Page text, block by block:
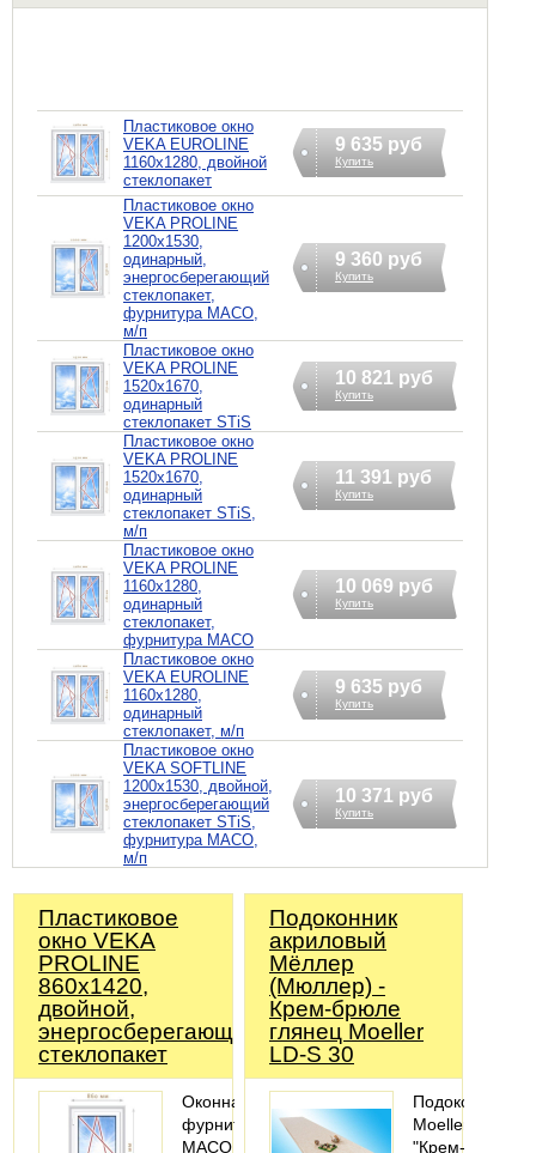
Пластиковое окно
VEKA EUROLINE
1160х1280, двойной
стеклопакет
9 635 руб
Купить
Пластиковое окно
VEKA PROLINE
1200х1530,
одинарный,
энергосберегающий
стеклопакет,
фурнитура MACO,
м/п
9 360 руб
Купить
Пластиковое окно
VEKA PROLINE
1520х1670,
одинарный
стеклопакет STiS
10 821 руб
Купить
Пластиковое окно
VEKA PROLINE
1520х1670,
одинарный
стеклопакет STiS,
м/п
11 391 руб
Купить
Пластиковое окно
VEKA PROLINE
1160х1280,
одинарный
стеклопакет,
фурнитура MACO
10 069 руб
Купить
Пластиковое окно
VEKA EUROLINE
1160х1280,
одинарный
стеклопакет, м/п
9 635 руб
Купить
Пластиковое окно
VEKA SOFTLINE
1200х1530, двойной,
энергосберегающий
стеклопакет STiS,
фурнитура MACO,
м/п
10 371 руб
Купить
Пластиковое
окно VEKA
PROLINE
860х1420,
двойной,
энергосберегающий
стеклопакет
Оконная
фурнитура
MACO
Подоконник
акриловый
Мёллер
(Мюллер) -
Крем-брюле
глянец Moeller
LD-S 30
Подоконник
Moeller
"Крем-